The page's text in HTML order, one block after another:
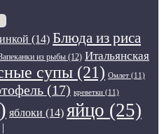
(14) Блюда из риса
из рыбы (12) Итальянская
супы (21) Омлет (11)
(17) креветки (11)
яблоки (14) яйцо (25)